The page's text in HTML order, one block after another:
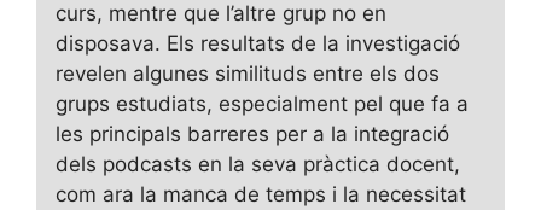
curs, mentre que l’altre grup no en
disposava. Els resultats de la investigació
revelen algunes similituds entre els dos
grups estudiats, especialment pel que fa a
les principals barreres per a la integració
dels podcasts en la seva pràctica docent,
com ara la manca de temps i la necessitat